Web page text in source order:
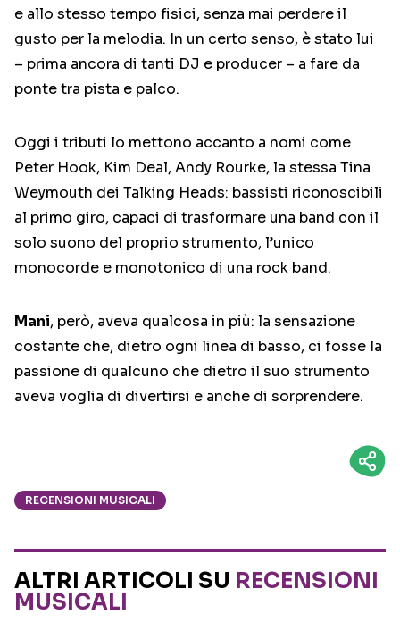
e allo stesso tempo fisici, senza mai perdere il
gusto per la melodia. In un certo senso, è stato lui
– prima ancora di tanti DJ e producer – a fare da
ponte tra pista e palco.
Oggi i tributi lo mettono accanto a nomi come
Peter Hook, Kim Deal, Andy Rourke, la stessa Tina
Weymouth dei Talking Heads: bassisti riconoscibili
al primo giro, capaci di trasformare una band con il
solo suono del proprio strumento, l’unico
monocorde e monotonico di una rock band.
Mani, però, aveva qualcosa in più: la sensazione
costante che, dietro ogni linea di basso, ci fosse la
passione di qualcuno che dietro il suo strumento
aveva voglia di divertirsi e anche di sorprendere.
RECENSIONI MUSICALI
ALTRI ARTICOLI SU RECENSIONI
MUSICALI